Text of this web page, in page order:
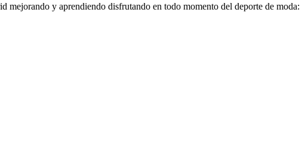
mejorando y aprendiendo disfrutando en todo momento del deporte de moda: